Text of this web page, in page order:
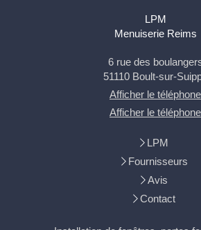
LPM
Menuiserie Reims
6 rue des
51110 Boult-sur-
Afficher le téléphone
Afficher le téléphone
LPM
Fournisseurs
Avis
Contact